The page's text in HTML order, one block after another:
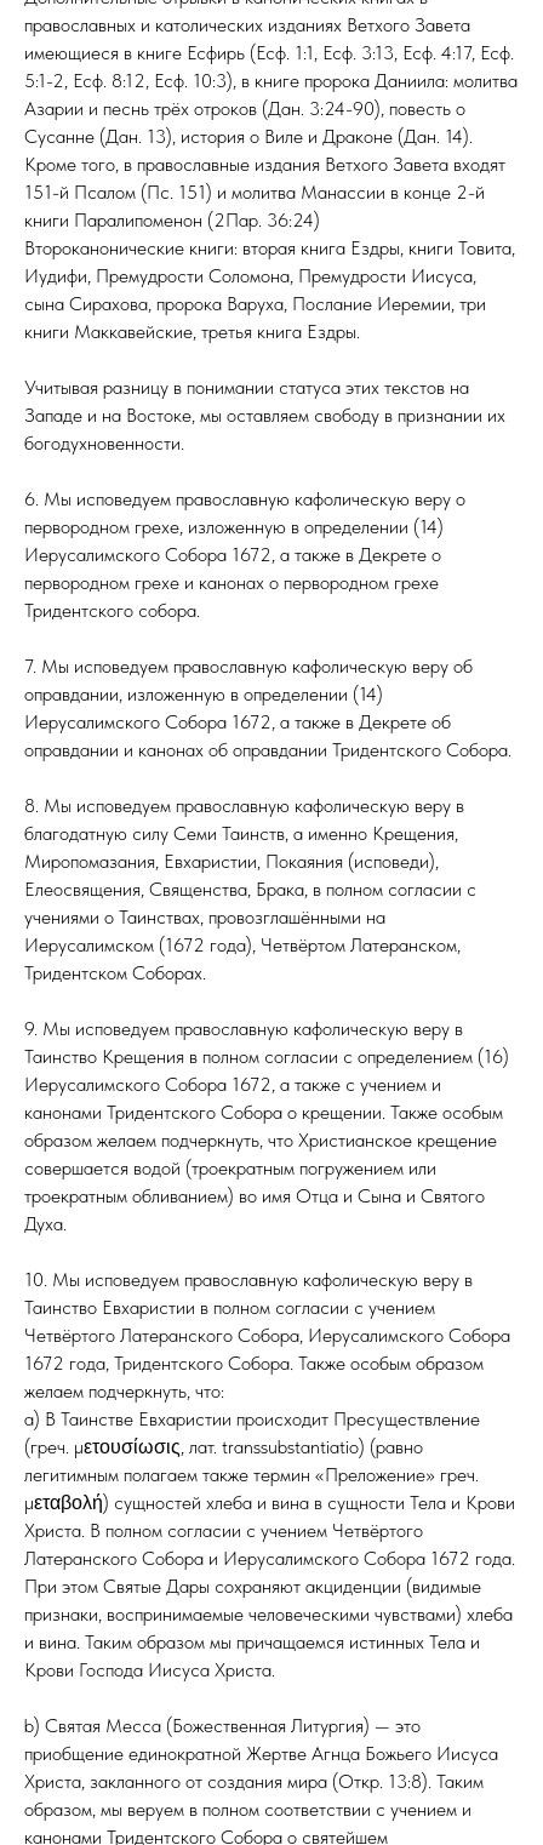
православных и католических изданиях Ветхого Завета
имеющиеся в книге Есфирь (Есф. 1:1, Есф. 3:13, Есф. 4:17, Есф.
5:1-2, Есф. 8:12, Есф. 10:3), в книге пророка Даниила: молитва
Азарии и песнь трёх отроков (Дан. 3:24-90), повесть о
Сусанне (Дан. 13), история о Виле и Драконе (Дан. 14).
Кроме того, в православные издания Ветхого Завета входят
151-й Псалом (Пс. 151) и молитва Манассии в конце 2-й
книги Паралипоменон (2Пар. 36:24)
Второканонические книги: вторая книга Ездры, книги Товита,
Иудифи, Премудрости Соломона, Премудрости Иисуса,
сына Сирахова, пророка Варуха, Послание Иеремии, три
книги Маккавейские, третья книга Ездры.
Учитывая разницу в понимании статуса этих текстов на
Западе и на Востоке, мы оставляем свободу в признании их
богодухновенности.
6. Мы исповедуем православную кафолическую веру о
первородном грехе, изложенную в определении (14)
Иерусалимского Собора 1672, а также в Декрете о
первородном грехе и канонах о первородном грехе
Тридентского собора.
7. Мы исповедуем православную кафолическую веру об
оправдании, изложенную в определении (14)
Иерусалимского Собора 1672, а также в Декрете об
оправдании и канонах об оправдании Тридентского Собора.
8. Мы исповедуем православную кафолическую веру в
благодатную силу Семи Таинств, а именно Крещения,
Миропомазания, Евхаристии, Покаяния (исповеди),
Елеосвящения, Священства, Брака, в полном согласии с
учениями о Таинствах, провозглашёнными на
Иерусалимском (1672 года), Четвёртом Латеранском,
Тридентском Соборах.
9. Мы исповедуем православную кафолическую веру в
Таинство Крещения в полном согласии с определением (16)
Иерусалимского Собора 1672, а также с учением и
канонами Тридентского Собора о крещении. Также особым
образом желаем подчеркнуть, что Христианское крещение
совершается водой (троекратным погружением или
троекратным обливанием) во имя Отца и Сына и Святого
Духа.
10. Мы исповедуем православную кафолическую веру в
Таинство Евхаристии в полном согласии с учением
Четвёртого Латеранского Собора, Иерусалимского Собора
1672 года, Тридентского Собора. Также особым образом
желаем подчеркнуть, что:
а) В Таинстве Евхаристии происходит Пресуществление
(греч. μετουσίωσις, лат. transsubstantiatio) (равно
легитимным полагаем также термин «Преложение» греч.
μεταβολή) сущностей хлеба и вина в сущности Тела и Крови
Христа. В полном согласии с учением Четвёртого
Латеранского Собора и Иерусалимского Собора 1672 года.
При этом Святые Дары сохраняют акциденции (видимые
признаки, воспринимаемые человеческими чувствами) хлеба
и вина. Таким образом мы причащаемся истинных Тела и
Крови Господа Иисуса Христа.
b) Святая Месса (Божественная Литургия) — это
приобщение единократной Жертве Агнца Божьего Иисуса
Христа, закланного от создания мира (Откр. 13:8). Таким
образом, мы веруем в полном соответствии с учением и
канонами Тридентского Собора о святейшем